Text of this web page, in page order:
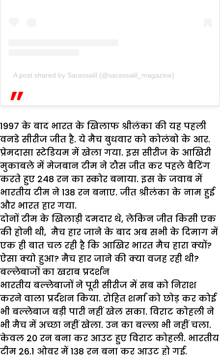
A post shared by Sarassalil (@sarassalil_magazine)
1997 के बाद भारत के खिलाफ श्रीलंका की यह पहली
वनडे सीरीज जीत है. ये मैच बुधवार को कोलंबो के आर.
प्रेमदासा स्टेडियम में खेला गया. इस सीरीज के आखिरी
मुकाबले में मेजबान टीम ने टौस जीत कर पहले बैटिंग
करते हुए 248 रन का स्कोर बनाया. इस के जवाब में
भारतीय टीम ने 138 रन बनाए. जीत श्रीलंका के नाम हुई
और भारत हार गया.
दोनों टीम के खिलाड़ी दमदार थे, लेकिन जीत किसी एक
की होनी थी, मैच हार जाने के बाद अब सभी के दिमाग में
एक ही बात चल रही है कि आखिर भारत मैच हारा क्यों?
ऐसा क्यो हुआ? मैच हार जाने की क्या वजह रही थी?
बल्लेबाजों का खराब प्रदर्शन
भारतीय बल्लेबाजों ने पूरी सीरीज में सब को निराश
करने वाला प्रर्दशन किया. रोहित शर्मा को छोड़ कर कोई
भी बल्लेबाज बड़ी पारी नहीं खेल सका. विराट कोहली ने
भी मैच में अच्छा नहीं खेला. उन का बल्ला भी नहीं चला.
केवल 20 रन बना कर आउट हुए विराट कोहली. भारतीय
टीम 26.1 ओवर में 138 रन बना कर आउट हो गई.